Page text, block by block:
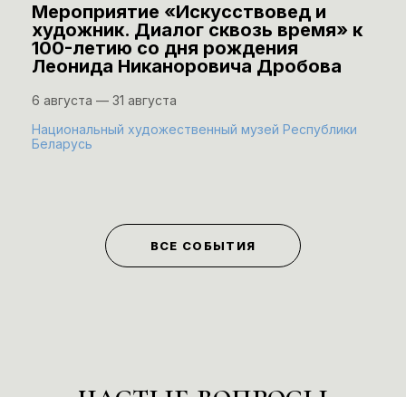
Мероприятие «Искусствовед и
художник. Диалог сквозь время» к
100-летию со дня рождения
Леонида Никаноровича Дробова
6 августа — 31 августа
Национальный художественный музей Республики
Беларусь
ВСЕ СОБЫТИЯ